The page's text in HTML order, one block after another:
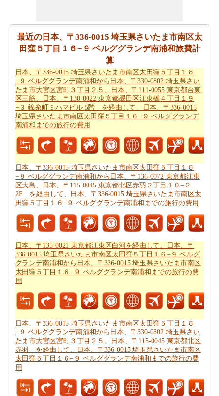
５丁目１６−９ ベルググランデ南浦和から日本、〒336-
0015 埼玉県さいたま市南区太田窪５丁目１６−９ ベルグ
グランデ南浦和までの旅行を計画するためにスマート旅
行プランナーを取得することができますか。また、あな
たの旅行の最後の微細な変化に対応することができま
す。
また、あなたは目的地に到達した後、別の活動を計画す
るために、旅行時間を知りたいかもしれません。あなた
本、〒336-0015 埼玉県さいたま市南区太田窪５丁目１６
−９ ベルググランデ南浦和から日本、〒336-0015 埼玉県
さいたま市南区太田窪５丁目１６−９ ベルググランデ南
浦和までの移動時間を取得することができます。
あなたは道路の旅の代わりに飛行を取ることによって、
336-0015 埼玉県さいたま市南区太田窪５丁目１６−９ ベ
ルググランデ南浦和から日本、〒336-0015 埼玉県さいた
ま市南区太田窪５丁目１６−９ ベルググランデ南浦和ま
での飛行距離を認識する必要があります。
あなたは飛行機で旅行している場合、また、あなたの旅
なたは
日本、〒332-0011 埼玉県川口市元郷を経由して、
日本、〒336-0015 埼玉県さいたま市南区太田窪５丁目１
６−９ ベルググランデ南浦和から日本、〒336-0015 埼玉
県さいたま市南区太田窪５丁目１６−９ ベルググランデ
南浦和までの飛行時間を得ることができます。
あなたは道路で旅行すると停止点やあなたの旅行の途中
可能性を知りたいことを決定した場合、あなたの日本、
〒332-0011 埼玉県川口市元郷を経由して、日本、〒336-
最近の日本、〒336-0015 埼玉県さいたま市南区太
田窪５丁目１６−９ ベルググランデ南浦和旅費計
算
日本、〒336-0015 埼玉県さいたま市南区太田窪５丁目１６
−９ ベルググランデ南浦和から日本、〒330-0802 埼玉県さい
たま市大宮区宮町３丁目２５、日本、〒111-0055 東京都台東
区三筋、日本、〒130-0022 東京都墨田区江東橋４丁目１９
−３ 錦糸町ミハマビル 5階 を経由して、日本、〒336-0015
埼玉県さいたま市南区太田窪５丁目１６−９ ベルググランデ
南浦和までの旅行の費用
日本、〒336-0015 埼玉県さいたま市南区太田窪５丁目１６
−９ ベルググランデ南浦和から日本、〒136-0072 東京都江東
区大島、日本、〒115-0045 東京都北区赤羽２丁目１０−２
2F を経由して、日本、〒336-0015 埼玉県さいたま市南区太
田窪５丁目１６−９ ベルググランデ南浦和までの旅行の費用
日本、〒135-0021 東京都江東区白河を経由して、日本、〒
336-0015 埼玉県さいたま市南区太田窪５丁目１６−９ ベルグ
グランデ南浦和から日本、〒336-0015 埼玉県さいたま市南区
太田窪５丁目１６−９ ベルググランデ南浦和までの旅行の費
用
日本、〒336-0015 埼玉県さいたま市南区太田窪５丁目１６
−９ ベルググランデ南浦和から日本、〒330-0802 埼玉県さい
たま市大宮区宮町３丁目２５、日本、〒115-0045 東京都北区
赤羽 を経由して、日本、〒336-0015 埼玉県さいたま市南区
太田窪５丁目１６−９ ベルググランデ南浦和までの旅行の費
用